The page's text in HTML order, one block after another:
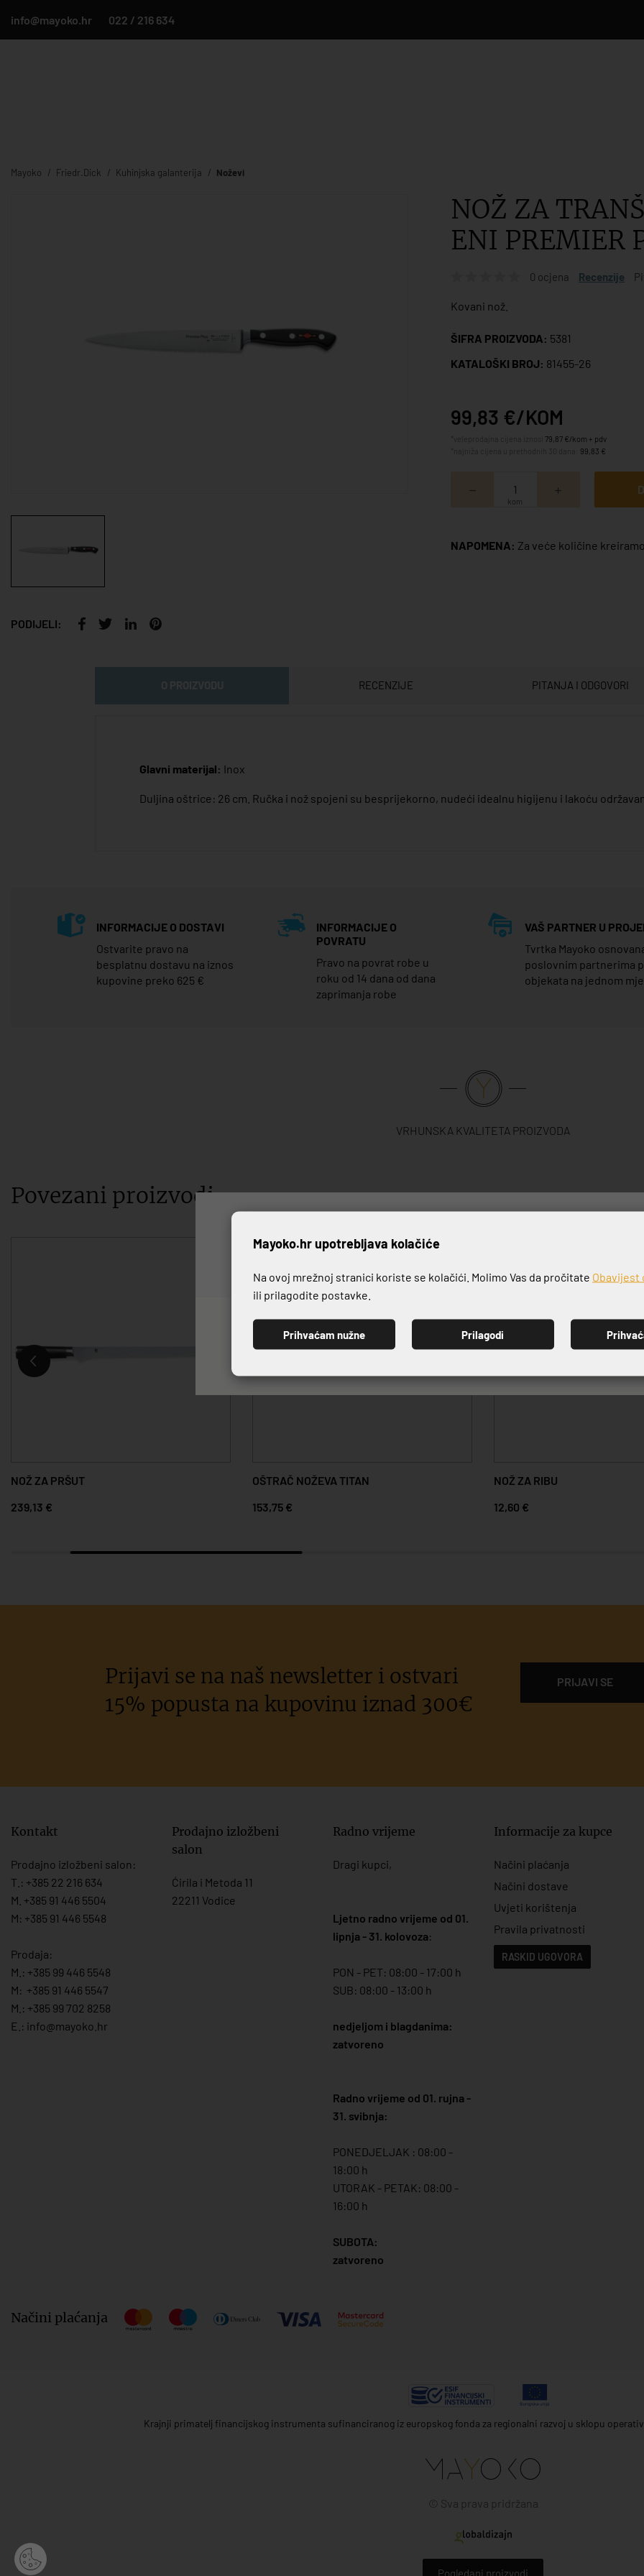
info@mayoko.hr 022 / 216 634
Mayoko Friedr.Dick Kuhinjska galanterija Noževi
PODIJELI:
NOŽ ZA
ENI PREMIER
0 ocjena Recenzije
Kovani nož.
ŠIFRA PROIZVODA: 5381
KATALOŠKI BROJ: 81455-26
99,83 €/KOM
79,87 €/kom + pdv
99,83 €
kom
NAPOMENA: Za veće količine
RECENZIJE PITANJA I ODGOVORI
Glavni materijal: Inox
Duljina oštrice: 26 cm. Ručka i nož spojeni su besprijekorno, nudeći idealnu higijenu i lakoću
INFORMACIJE O DOSTAVI
Ostvarite pravo na
besplatnu dostavu na iznos
kupovine preko 625 €
INFORMACIJE O
POVRATU
Pravo na povrat robe u
roku od 14 dana od dana
zaprimanja robe
VAŠ PARTNER U
Tvrtka Mayoko
poslovnim partnerima
objekata na jednom
VRHUNSKA KVALITETA PROIZVODA
Povezani proizvodi
NOŽ ZA PRŠUT
239,13 €
OŠTRAČ NOŽEVA TITAN
153,75 €
NOŽ ZA RIBU
12,60 €
Pogledani proizvodi
Prijavi se na naš newsletter i ostvari
15% popusta na kupovinu iznad 300€
PRIJAVI SE
Kontakt
Prodajno izložbeni salon:
T.: +385 22 216 634
M. +385 91 446 5504
M: +385 91 446 5548
Prodaja:
M.: +385 99 446 5548
M: +385 91 446 5547
M.: +385 99 702 8258
E.: info@mayoko. hr
Prodajno izložbeni
salon
Ćirila i Metoda 11
22211 Vodice
Radno vrijeme
Dragi kupci,
Ljetno radno vrijeme od 01.
lipnja - 31. kolovoza:
PON - PET: 08:00 - 17:00 h
SUB: 08:00 - 13:00 h
nedjeljom i blagdanima:
zatvoreno
Radno vrijeme od 01. rujna -
31. svibnja:
PONEDJELJAK : 08:00 -
18:00 h
UTORAK - PETAK: 08:00 -
16:00 h
SUBOTA:
zatvoreno
Informacije za kupce
Načini plaćanja
Načini dostave
Uvjeti korištenja
Pravila privatnosti
RASKID UGOVORA
Načini plaćanja
Krajnji primatelj financijskog instrumenta sufinanciranog iz europskog fonda za regionalni razvoj u sklopu
© Sva prava pridržana
Prijavite se na naš
PRIJAVI SE
Mayoko.hr upotrebljava kolačiće
Na ovoj mrežnoj stranici koriste se kolačići. Molimo Vas da pročitate Obavijest
ili prilagodite postavke.
Prihvaćam nužne Prilagodi